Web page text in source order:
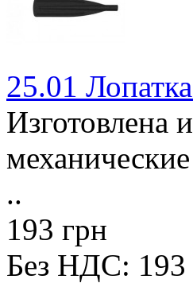
25.01
Изготовлена
..
193 грн
Без НДС: 193